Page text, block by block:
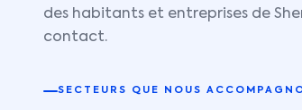
des habitants et entreprises de
contact.
SECTEURS QUE NOUS